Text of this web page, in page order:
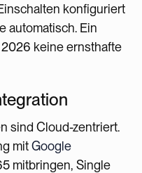
konfiguriert
automatisch. Ein
keine ernsthafte
sind Cloud-zentriert.
mitGoogle
mitbringen, Single